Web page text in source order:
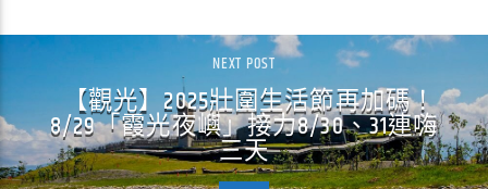
NEXT POST
【觀光】2025壯圍生活節再加碼！
8/29「霞光夜嶼」接力8/30、31連嗨
三天